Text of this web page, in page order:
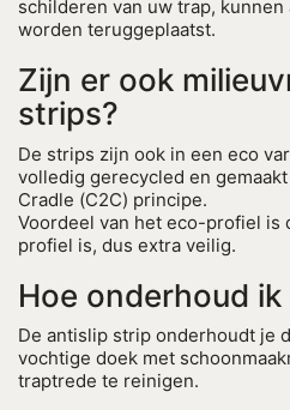
schilderen van uw trap,
worden teruggeplaatst.
Zijn er ook
strips?
De strips zijn ook in een eco
volledig gerecycled en
Cradle (C2C) principe.
Voordeel van het eco-profiel is
profiel is, dus extra veilig.
Hoe onderhoud
De antislip strip onderhoudt je
vochtige doek met
traptrede te reinigen.